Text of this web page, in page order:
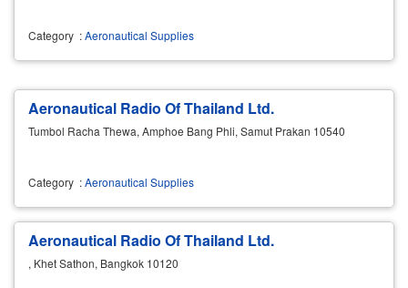
Category :Aeronautical Supplies
Aeronautical Radio Of Thailand Ltd.
Tumbol Racha Thewa, Amphoe Bang Phli, Samut Prakan 10540
Category :Aeronautical Supplies
Aeronautical Radio Of Thailand Ltd.
, Khet Sathon, Bangkok 10120